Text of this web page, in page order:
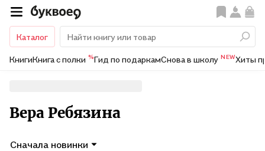
Каталог
КнигиКнига с полки %Гид по подаркамСнова в школу NEWХиты
Вера Ребязина
Сначала новинки